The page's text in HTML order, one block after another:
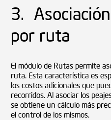
3.
por ruta
El módulo de Rutas permite
ruta. Esta característica es
los costos adicionales que
recorridos. Al asociar los
se obtiene un cálculo más
el control de los mismos.